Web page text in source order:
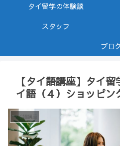
タイ留学の体験談
スタッフ
ブロ
【タイ語講座】タイ
イ語（４）ショッピン
タイ語講座